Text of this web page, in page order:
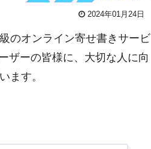
2024年01月24日
のオンライン寄せ書きサービ
ザーの皆様に、大切な人に向
ます。